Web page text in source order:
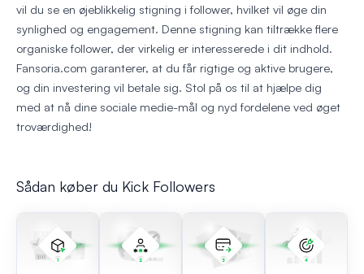
vil du se en øjeblikkelig stigning i follower, hvilket vil øge din
synlighed og engagement. Denne stigning kan tiltrække flere
organiske follower, der virkelig er interesserede i dit indhold.
Fansoria.com garanterer, at du får rigtige og aktive brugere,
og din investering vil betale sig. Stol på os til at hjælpe dig
med at nå dine sociale medie-mål og nyd fordelene ved øget
troværdighed!
Sådan køber du Kick Followers